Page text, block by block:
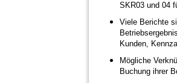
SKR03 und 04
Viele Berichte
Kunden,
Mögliche
Buchung ihrer